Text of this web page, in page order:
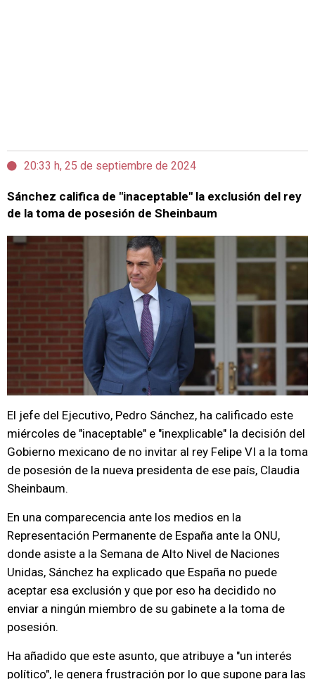
20:33 h, 25 de septiembre de 2024
Sánchez califica de "inaceptable" la exclusión del rey
de la toma de posesión de Sheinbaum
El jefe del Ejecutivo, Pedro Sánchez, ha calificado este
miércoles de "inaceptable" e "inexplicable" la decisión del
Gobierno mexicano de no invitar al rey Felipe VI a la toma
de posesión de la nueva presidenta de ese país, Claudia
Sheinbaum.
En una comparecencia ante los medios en la
Representación Permanente de España ante la ONU,
donde asiste a la Semana de Alto Nivel de Naciones
Unidas, Sánchez ha explicado que España no puede
aceptar esa exclusión y que por eso ha decidido no
enviar a ningún miembro de su gabinete a la toma de
posesión.
Ha añadido que este asunto, que atribuye a "un interés
político", le genera frustración por lo que supone para las